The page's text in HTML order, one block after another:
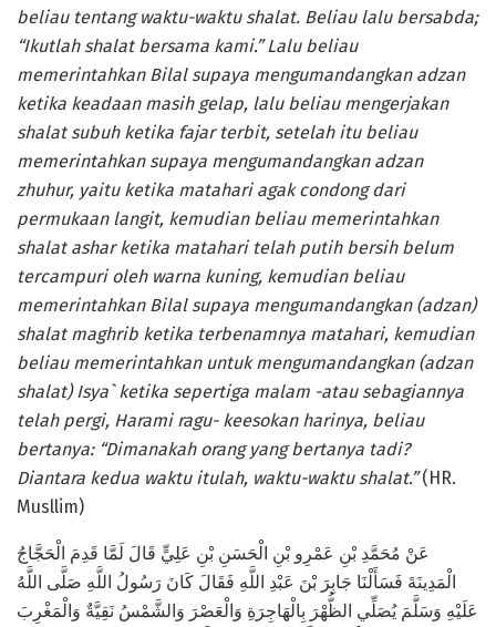
beliau tentang waktu-waktu shalat. Beliau lalu bersabda;
“Ikutlah shalat bersama kami.” Lalu beliau
memerintahkan Bilal supaya mengumandangkan adzan
ketika keadaan masih gelap, lalu beliau mengerjakan
shalat subuh ketika fajar terbit, setelah itu beliau
memerintahkan supaya mengumandangkan adzan
zhuhur, yaitu ketika matahari agak condong dari
permukaan langit, kemudian beliau memerintahkan
shalat ashar ketika matahari telah putih bersih belum
tercampuri oleh warna kuning, kemudian beliau
memerintahkan Bilal supaya mengumandangkan (adzan)
shalat maghrib ketika terbenamnya matahari, kemudian
beliau memerintahkan untuk mengumandangkan (adzan
shalat) Isya` ketika sepertiga malam -atau sebagiannya
telah pergi, Harami ragu- keesokan harinya, beliau
bertanya: “Dimanakah orang yang bertanya tadi?
Diantara kedua waktu itulah, waktu-waktu shalat.”(HR.
Musllim)
عَنْ مُحَمَّدِ بْنِ عَمْرِو بْنِ الْحَسَنِ بْنِ عَلِيٍّ قَالَ لَمَّا قَدِمَ الْحَجَّاجُ
الْمَدِينَةَ فَسَأَلْنَا جَابِرَ بْنَ عَبْدِ اللَّهِ فَقَالَ كَانَ رَسُولُ اللَّهِ صَلَّى اللَّهُ
عَلَيْهِ وَسَلَّمَ يُصَلِّي الظُّهْرَ بِالْهَاجِرَةِ وَالْعَصْرَ وَالشَّمْسُ نَقِيَّةٌ وَالْمَغْرِبَ